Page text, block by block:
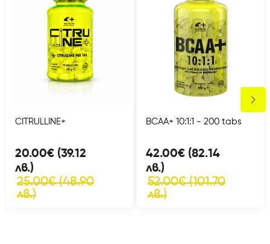
CITRULLINE+
20.00€ (39.12
лв.)
25.00€ (48.90
лв.)
BCAA+ 10:1:1 - 200 tabs
42.00€ (82.14
лв.)
52.00€ (101.70
лв.)